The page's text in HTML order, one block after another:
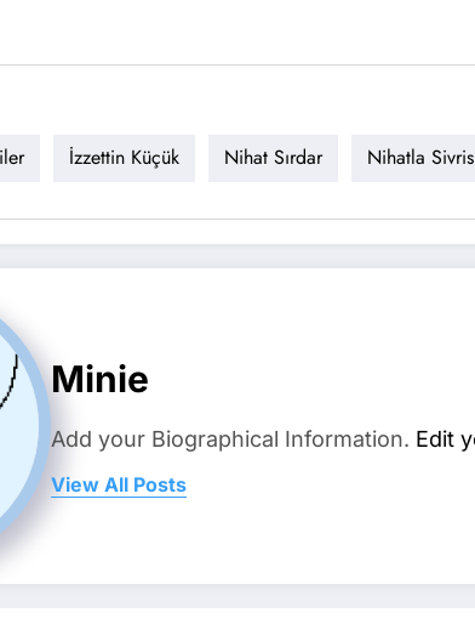
İzzettin Küçük Nihat Sırdar Nihatla
Minie
Add your Biographical Information. Edit
View All Posts